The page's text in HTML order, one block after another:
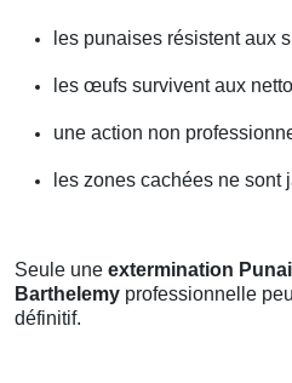
les punaises résistent aux
les œufs survivent aux
une action non
les zones cachées ne sont
Seule une extermination
Barthelemy professionnelle
définitif.